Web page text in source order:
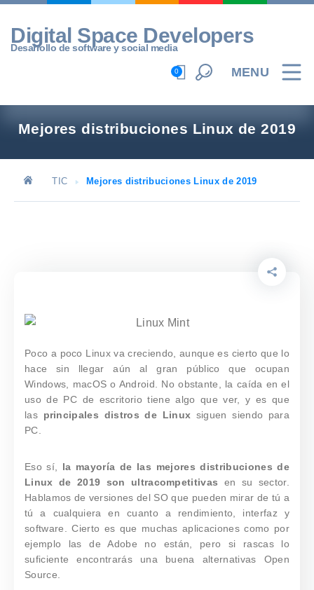
Skip
content
Digital Space Developers
Desarrollo de software y social media
MENU
0
Mejores distribuciones Linux de 2019
TIC Mejores distribuciones Linux de 2019
Poco a poco Linux va creciendo, aunque es cierto que lo
hace sin llegar aún al gran público que ocupan
Windows, macOS o Android. No obstante, la caída en el
uso de PC de escritorio tiene algo que ver, y es que
las principales distros de Linux siguen siendo para
PC.
Eso sí, la mayoría de las mejores distribuciones de
Linux de 2019 son ultracompetitivas en su sector.
Hablamos de versiones del SO que pueden mirar de tú a
tú a cualquiera en cuanto a rendimiento, interfaz y
software. Cierto es que muchas aplicaciones como por
ejemplo las de Adobe no están, pero si rascas lo
suficiente encontrarás una buena alternativas Open
Source.